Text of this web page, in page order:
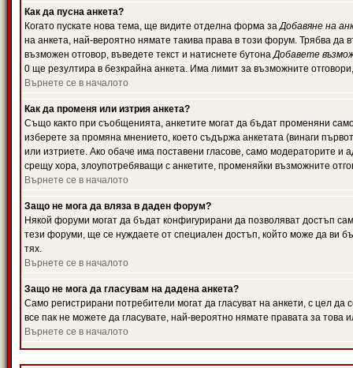
Как да пусна анкета?
Когато пускате нова тема, ще видите отделна форма заДобавяне на
на анкета, най-вероятно нямате такива права в този форум. Трябва да
възможен отговор, въведете текст и натиснете бутонаДобавете
0 ще резултира в безкрайна анкета. Има лимит за възможните
Върнете се в началото
Как да променя или изтрия анкета?
Също както при съобщенията, анкетите могат да бъдат променяни
изберете за промяна мнението, което съдържа анкетата (винаги
или изтриете. Ако обаче има поставени гласове, само модераторите и
срещу хора, злоупотребяващи с анкетите, променяйки възможните
Върнете се в началото
Защо не мога да вляза в даден форум?
Някой форуми могат да бъдат конфигурирани да позволяват достъп
тези форуми, ще се нуждаете от специален достъп, който може да ви
тях.
Върнете се в началото
Защо не мога да гласувам на дадена анкета?
Само регистрирани потребители могат да гласуват на анкети, с цел
все пак не можете да гласувате, най-вероятно нямате правата за това
Върнете се в началото